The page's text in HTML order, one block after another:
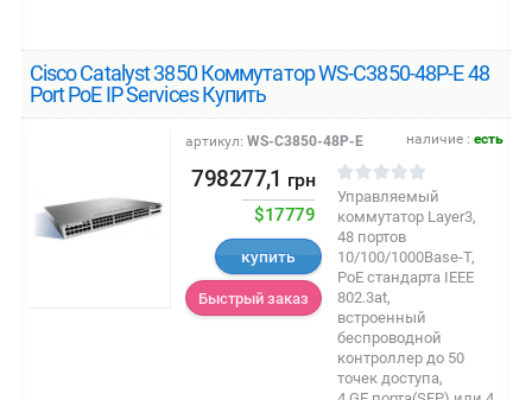
Cisco Catalyst 3850 Коммутатор WS-C3850-48P-E 48
Port PoE IP Services Купить
наличие :есть
артикул: WS-C3850-48P-E
798277,1 грн
$17779
купить
Быстрый заказ
Управляемый
коммутатор Layer3,
48 портов
10/100/1000Base-T,
PoE стандарта IEEE
802.3at,
встроенный
беспроводной
контроллер до 50
точек доступа,